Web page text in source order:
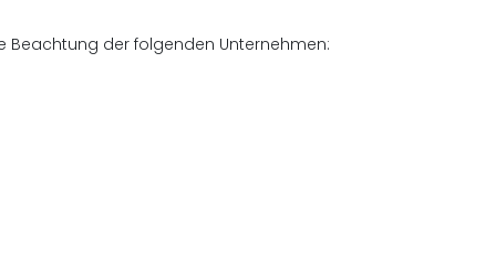
Beachtung der folgenden Unternehmen: